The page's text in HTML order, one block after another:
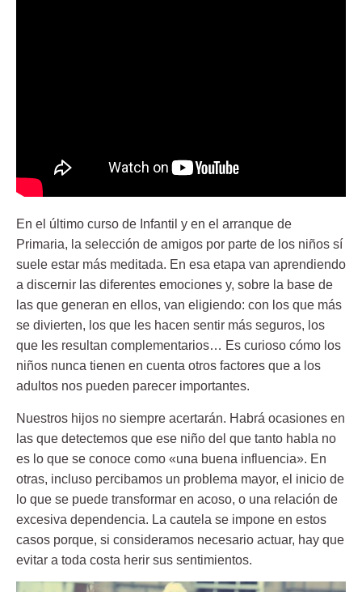
En el último curso de Infantil y en el arranque de
Primaria, la selección de amigos por parte de los niños sí
suele estar más meditada. En esa etapa van aprendiendo
a discernir las diferentes emociones y, sobre la base de
las que generan en ellos, van eligiendo: con los que más
se divierten, los que les hacen sentir más seguros, los
que les resultan complementarios… Es curioso cómo los
niños nunca tienen en cuenta otros factores que a los
adultos nos pueden parecer importantes.
Nuestros hijos no siempre acertarán. Habrá ocasiones en
las que detectemos que ese niño del que tanto habla no
es lo que se conoce como «una buena influencia». En
otras, incluso percibamos un problema mayor, el inicio de
lo que se puede transformar en acoso, o una relación de
excesiva dependencia. La cautela se impone en estos
casos porque, si consideramos necesario actuar, hay que
evitar a toda costa herir sus sentimientos.